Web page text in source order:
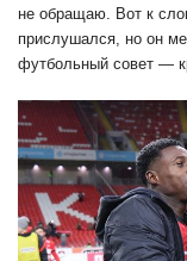
не обращаю. Вот к
прислушался, но он
футбольный совет —